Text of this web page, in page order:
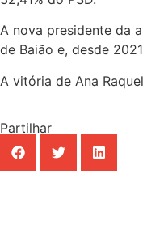
A nova presidente da
de Baião e, desde
A vitória de Ana
Partilhar